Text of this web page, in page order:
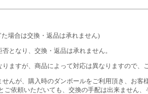
場合は交換・返品は承れません)
となり、交換・返品は承れません。
ますが、商品によって対応は異なりますので、
んが、購入時のダンボールをご利用頂き、お
ご依頼いただいても、交換の手配は出来ません